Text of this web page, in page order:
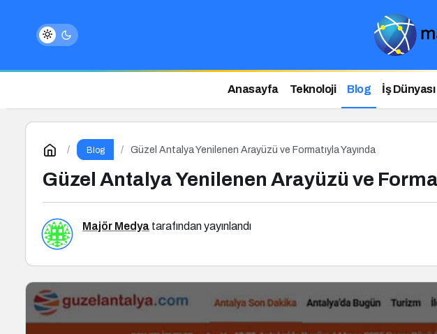
Anasayfa Teknoloji Blog İş Dünyası
Blog Güzel Antalya Yenilenen Arayüzü ve Formatıyla Yayında
Güzel Antalya Yenilenen Arayüzü ve
Majör Medya tarafından yayınlandı